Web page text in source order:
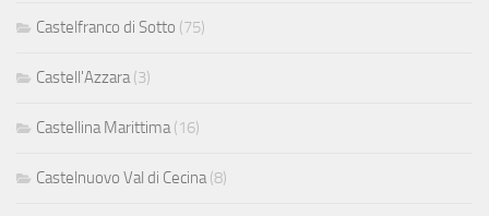
Castelfranco di Sotto (75)
Castell'Azzara (3)
Castellina Marittima (16)
Castelnuovo Val di Cecina (8)